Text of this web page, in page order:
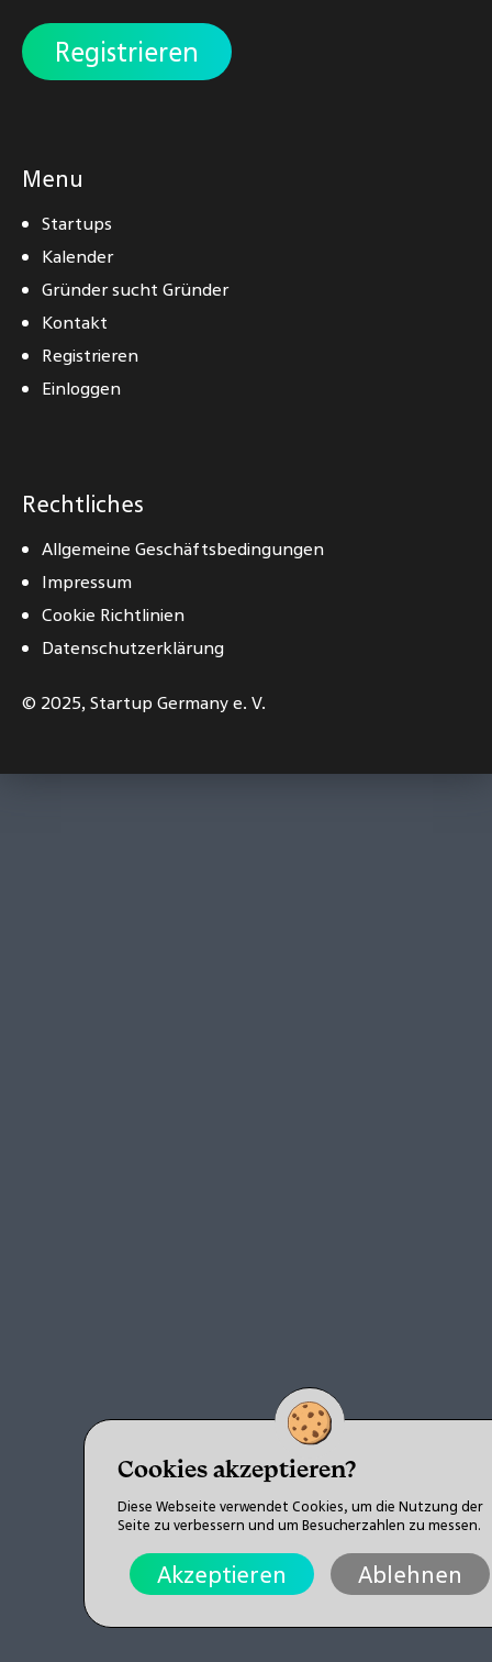
Registrieren
Menu
Startups
Kalender
Gründer sucht Gründer
Kontakt
Registrieren
Einloggen
Rechtliches
Allgemeine Geschäftsbedingungen
Impressum
Cookie Richtlinien
Datenschutzerklärung
© 2025,Startup Germany e. V.
Cookies akzeptieren?
Diese Webseite verwendet Cookies, um die Nutzung der
Seite zu verbessern und um Besucherzahlen zu messen.
Akzeptieren Ablehnen